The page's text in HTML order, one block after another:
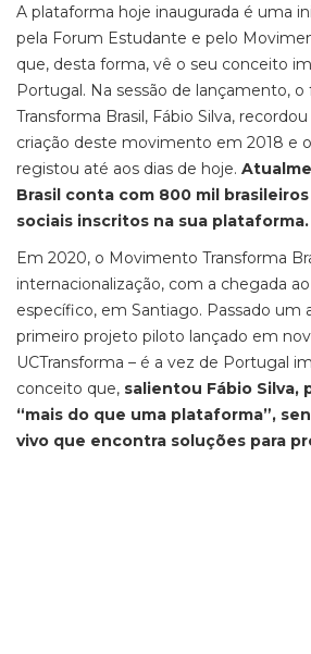
A plataforma hoje inaugurada é uma
pela Forum Estudante e pelo
que, desta forma, vê o seu conceito
Portugal. Na sessão de lançamento, o
Transforma Brasil, Fábio Silva,
criação deste movimento em 2018 e
registou até aos dias de hoje.
Brasil conta com 800 mil
sociais inscritos na sua plataforma.
Em 2020, o Movimento Transforma
internacionalização, com a chegada
específico, em Santiago. Passado um
primeiro projeto piloto lançado em
UCTransforma – é a vez de Portugal
conceito que, salientou Fábio
“mais do que uma plataforma”,
vivo que encontra soluções para